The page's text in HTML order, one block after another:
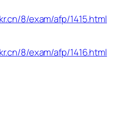
8/exam/afp/1415.html
8/exam/afp/1416.html